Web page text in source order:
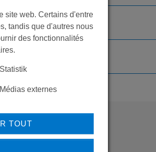
site web. Certains d'entre
tandis que d'autres nous
des fonctionnalités
Statistik
Médias externes
TOUT